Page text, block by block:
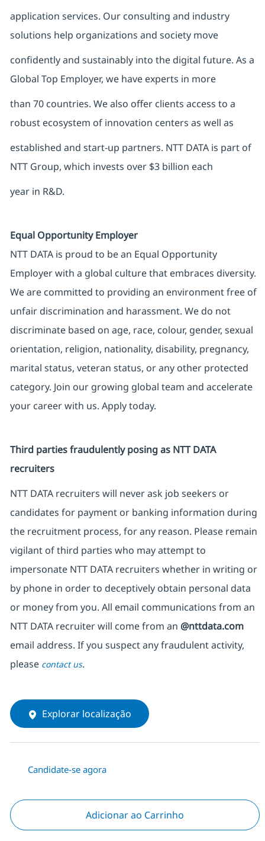
application services. Our consulting and industry
solutions help organizations and society move
confidently and sustainably into the digital future. As a
Global Top Employer, we have experts in more
than 70 countries. We also offer clients access to a
robust ecosystem of innovation centers as well as
established and start-up partners. NTT DATA is part of
NTT Group, which invests over $3 billion each
year in R&D.
Equal Opportunity Employer
NTT DATA is proud to be an Equal Opportunity
Employer with a global culture that embraces diversity.
We are committed to providing an environment free of
unfair discrimination and harassment. We do not
discriminate based on age, race, colour, gender, sexual
orientation, religion, nationality, disability, pregnancy,
marital status, veteran status, or any other protected
category. Join our growing global team and accelerate
your career with us. Apply today.
Third parties fraudulently posing as NTT DATA
recruiters
NTT DATA recruiters will never ask job seekers or
candidates for payment or banking information during
the recruitment process, for any reason. Please remain
vigilant of third parties who may attempt to
impersonate NTT DATA recruiters whether in writing or
by phone in order to deceptively obtain personal data
or money from you. All email communications from an
NTT DATA recruiter will come from an @nttdata.com
email address. If you suspect any fraudulent activity,
please contact us.
Explorar localização
Candidate-se agora
Adicionar ao Carrinho